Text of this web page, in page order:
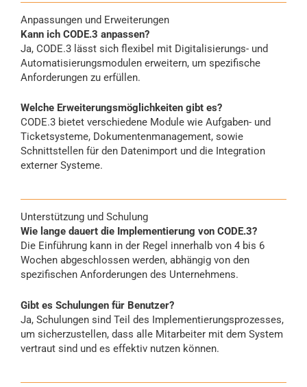
Anpassungen und Erweiterungen
Kann ich CODE.3 anpassen?
Ja, CODE.3 lässt sich flexibel mit Digitalisierungs- und
Automatisierungsmodulen erweitern, um spezifische
Anforderungen zu erfüllen.
Welche Erweiterungsmöglichkeiten gibt es?
CODE.3 bietet verschiedene Module wie Aufgaben- und
Ticketsysteme, Dokumentenmanagement, sowie
Schnittstellen für den Datenimport und die Integration
externer Systeme.
Unterstützung und Schulung
Wie lange dauert die Implementierung von CODE.3?
Die Einführung kann in der Regel innerhalb von 4 bis 6
Wochen abgeschlossen werden, abhängig von den
spezifischen Anforderungen des Unternehmens.
Gibt es Schulungen für Benutzer?
Ja, Schulungen sind Teil des Implementierungsprozesses,
um sicherzustellen, dass alle Mitarbeiter mit dem System
vertraut sind und es effektiv nutzen können.